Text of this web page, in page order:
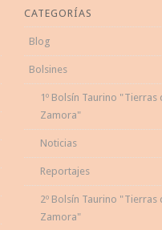
CATEGORÍAS
Blog
Bolsines
1º Bolsín Taurino "Tierras
Zamora"
Noticias
Reportajes
2º Bolsín Taurino "Tierras
Zamora"